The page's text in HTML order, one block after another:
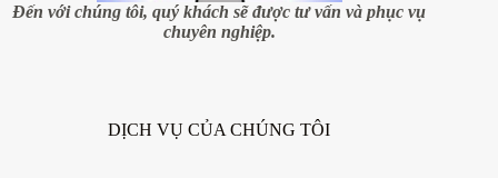
Đến với chúng tôi, quý khách sẽ được tư vấn và phục vụ
chuyên nghiệp.
DỊCH VỤ CỦA CHÚNG TÔI